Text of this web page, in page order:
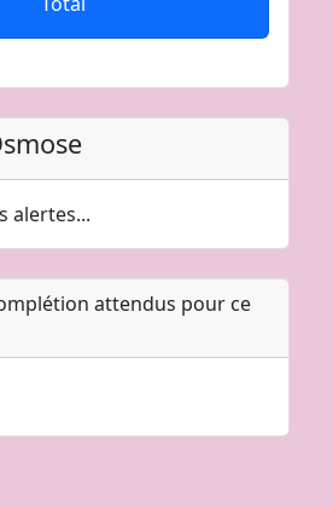
alertes...
attendus pour ce